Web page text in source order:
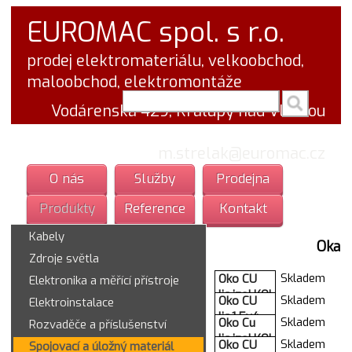
EUROMAC spol. s r.o.
prodej elektromateriálu, velkoobchod,
maloobchod, elektromontáže
Vodárenská 429, Kralupy nad Vltavou
O nás Služby
Prodejna
Produkty
Reference Kontakt
Kabely
Zdroje světla
Elektronika a měřící přístroje
Elektroinstalace
Rozvaděče a příslušenství
Spojovací a úložný materiál
Oka
Oko CU
lis.izol.KOI
10/6
27031,04
27031,13
Skladem
Oko CU
lis.1,5x4
KU-L
lehcene
Skladem
Oko Cu
lis.izol.KOI
Skladem
Oko CU
Skladem